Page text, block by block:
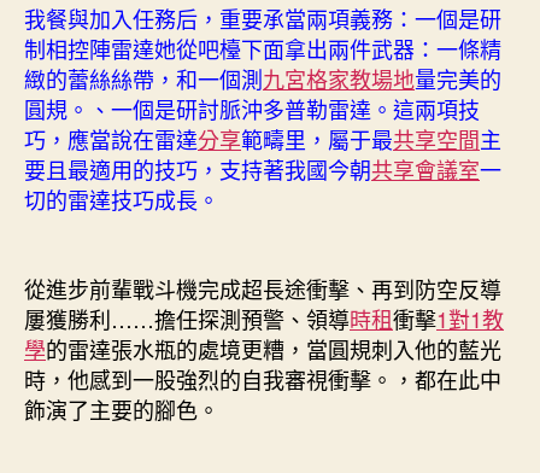
清
楚〉
中
我餐與加入任務后，重要承當兩項義務：一個是研
制相控陣雷達她從吧檯下面拿出兩件武器：一條精
緻的蕾絲絲帶，和一個測九宮格家教場地量完美的
圓規。、一個是研討脈沖多普勒雷達。這兩項技
巧，應當說在雷達分享範疇里，屬于最共享空間主
要且最適用的技巧，支持著我國今朝共享會議室一
切的雷達技巧成長。
從進步前輩戰斗機完成超長途衝擊、再到防空反導
屢獲勝利……擔任探測預警、領導時租衝擊1對1教
學的雷達張水瓶的處境更糟，當圓規刺入他的藍光
時，他感到一股強烈的自我審視衝擊。，都在此中
飾演了主要的腳色。